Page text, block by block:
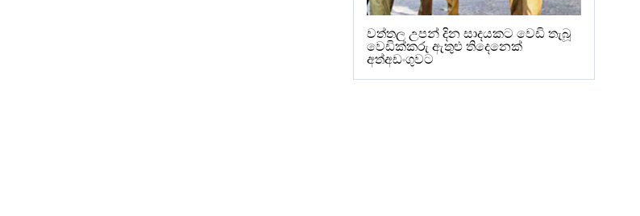
වත්තල උපන් දින සාදයකට වෙඩි තැබූ
වෙඩික්කරු ඇතුළු තිදෙනෙක්
අත්අඩංගුවට